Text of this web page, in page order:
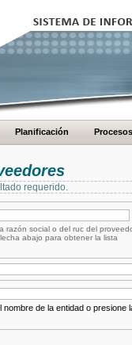
Planificación Procesos
requerido.
razón social o del ruc del
abajo para obtener la lista
nombre de la entidad o presione